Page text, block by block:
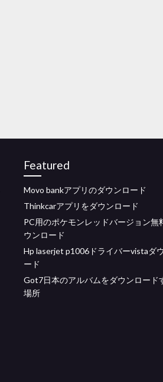
Featured
Movo bankアプリのダウンロード
Thinkcarアプリをダウンロード
PC用のポケモンレッドバージョン無
ウンロード
Hp laserjet p1006ドライバーvistaダ
ード
Got7日本のアルバムをダウンロード
場所